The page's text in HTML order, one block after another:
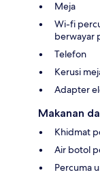
Meja
Wi-fi
berwayar
Telefon
Kerusi
Adapter
Makanan
Khidmat
Air botol
Percuma